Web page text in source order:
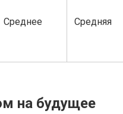
Среднее Средняя
на будущее